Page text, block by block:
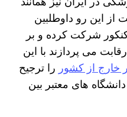
از این رو داوطلبین
شرکت کرده و بر
می پردازند با این
خارج از کشور را ترجیح
های معتبر بین